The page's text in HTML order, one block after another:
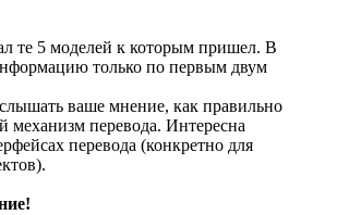
те 5 моделей к которым пришел. В
только по первым двум
ваше мнение, как правильно
механизм перевода. Интересна
перевода (конкретно для